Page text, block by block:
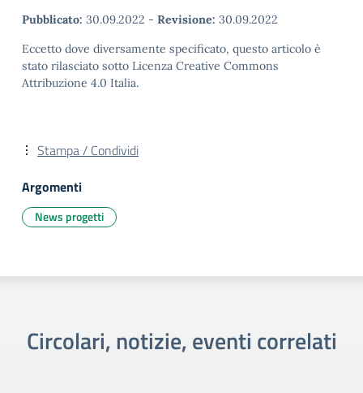
Pubblicato: 30.09.2022 - Revisione: 30.09.2022
Eccetto dove diversamente specificato, questo articolo è
stato rilasciato sotto Licenza Creative Commons
Attribuzione 4.0 Italia.
Stampa / Condividi
Argomenti
News progetti
Circolari, notizie, eventi correlati